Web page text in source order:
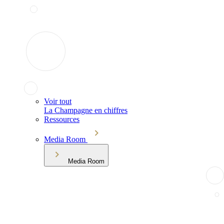
Voir tout
La Champagne en chiffres
Ressources
Media Room
Media Room